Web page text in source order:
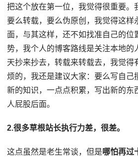
把这个放在第一位，我觉得很重要。
要么转载，要么伪原创，我觉得这样
面，与其这样，还不如找准自己的位
势，我个人的博客路线是关注本地的
天抄来抄去，转载来转载去，我觉得
烦的，我还是建议大家：要么写自己
新的知识，一点点积累，写出新的东
人屁股后面。
2.很多草根站长执行力差，很差。
这点虽然是老生常谈，但是哪怕再过